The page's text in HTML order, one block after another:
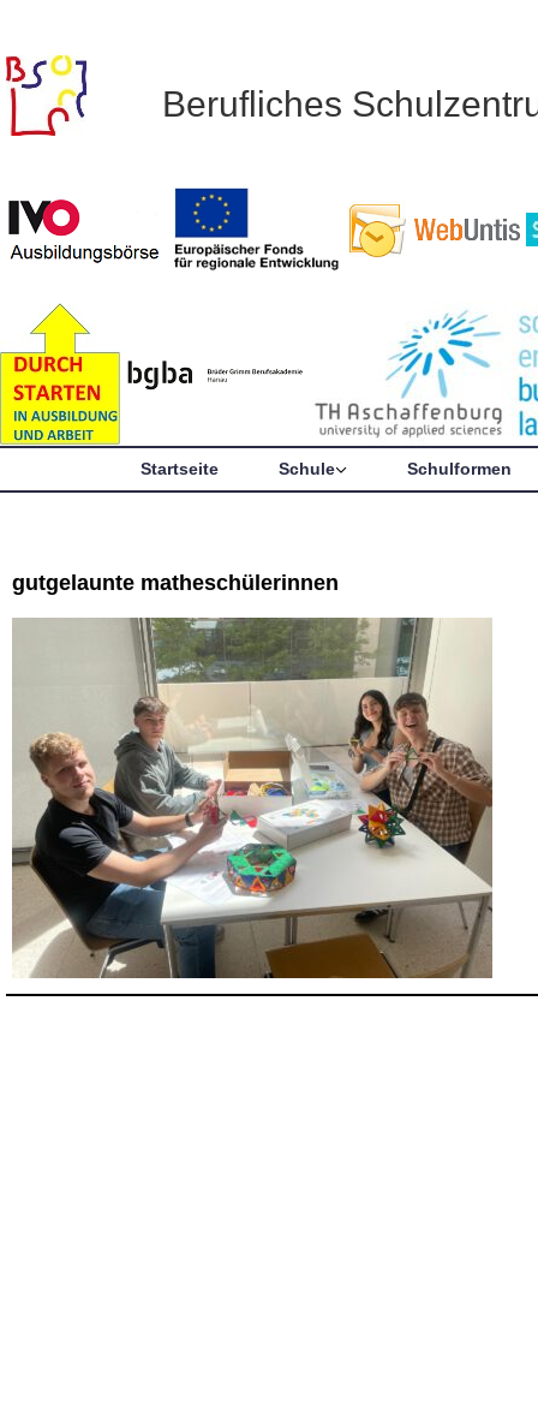
Berufliches
Startseite Schule Schulformen
gutgelaunte matheschülerinnen